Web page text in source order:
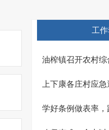
工
油榨镇召开农村
上下康各庄村应
学好条例做表率